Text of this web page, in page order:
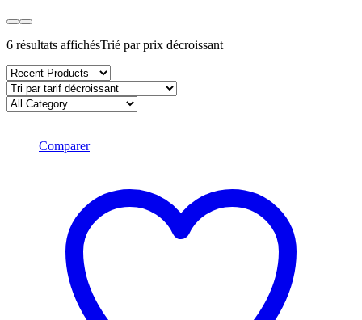
6 résultats affichésTrié par prix décroissant
Comparer